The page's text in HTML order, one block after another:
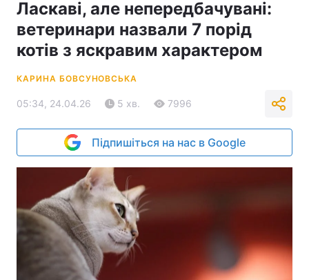
Ласкаві, але непередбачувані:
ветеринари назвали 7 порід
котів з яскравим характером
КАРИНА БОВСУНОВСЬКА
05:34, 24.04.26 5 хв. 7996
Підпишіться на нас в Google